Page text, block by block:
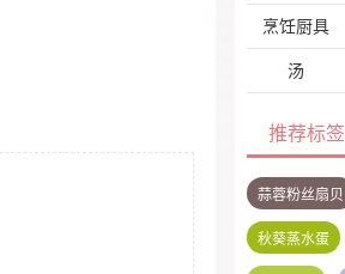
烹饪厨具
汤
推荐标签
蒜蓉粉丝扇贝
秋葵蒸水蛋